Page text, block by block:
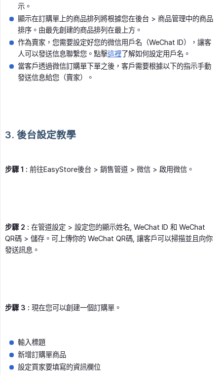
示。
顯示在訂購單上的商品排列將根據您在後台 > 商品管理中的商品
排序。由最先創建的商品排列在最上方。
作為賣家，您需要設定好您的微信用戶名（WeChat ID），讓客
人可以發送信息聯繫您。點擊這裡了解如何設定用戶名。
當客戶透過微信訂購單下單之後，客戶需要根據以下的指示手動
發送信息給您（賣家）。
3. 後台設定教學
步驟 1 : 前往EasyStore後台 > 銷售管道 > 微信 > 啟用微信。
步驟 2 : 在管道設定 > 設定您的顯示姓名, WeChat ID 和 WeChat
QR碼 > 儲存。可上傳你的 WeChat QR碼, 讓客戶可以掃描並且向你
發送訊息。
步驟 3 : 現在您可以創建一個訂購單。
輸入標題
新增訂購單商品
設定買家要填寫的資訊欄位